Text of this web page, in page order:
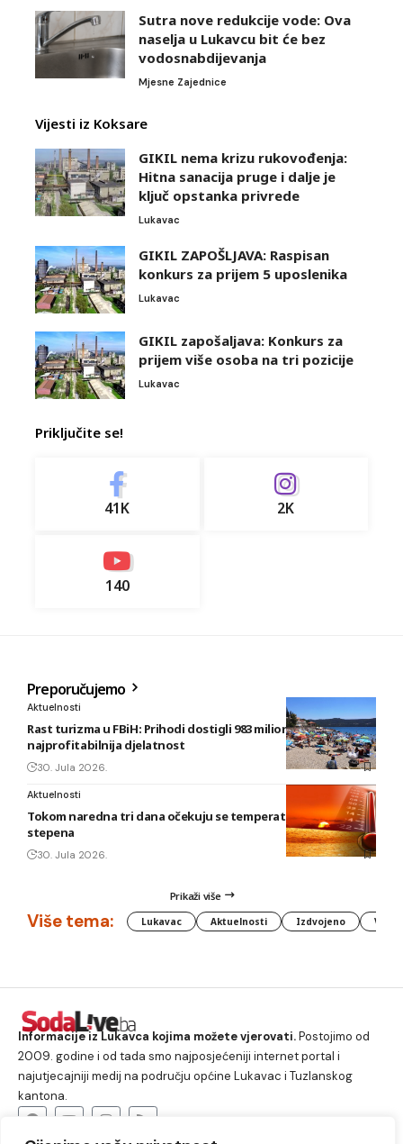
Sutra nove redukcije vode: Ova
naselja u Lukavcu bit će bez
vodosnabdijevanja
Mjesne Zajednice
Vijesti iz Koksare
GIKIL nema krizu rukovođenja:
Hitna sanacija pruge i dalje je
ključ opstanka privrede
Lukavac
GIKIL ZAPOŠLJAVA: Raspisan
konkurs za prijem 5 uposlenika
Lukavac
GIKIL zapošaljava: Konkurs za
prijem više osoba na tri pozicije
Lukavac
Priključite se!
41K 2K
140
Preporučujemo
Aktuelnosti
Rast turizma u FBiH: Prihodi dostigli 983 miliona KM, smještaj
najprofitabilnija djelatnost
30. Jula 2026.
Aktuelnosti
Tokom naredna tri dana očekuju se temperature do 42
stepena
30. Jula 2026.
Prikaži više
Više tema: Lukavac Aktuelnosti Izdvojeno
Informacije iz Lukavca kojima možete vjerovati.Postojimo od
2009. godine i od tada smo najposjećeniji internet portal i
najutjecajniji medij na području općine Lukavac i Tuzlanskog
kantona.